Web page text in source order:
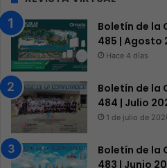
Boletín de la
485 | Agosto
Hace 4 días
Boletín de la
484 | Julio
1 de julio de
Boletín de la
483 | Junio